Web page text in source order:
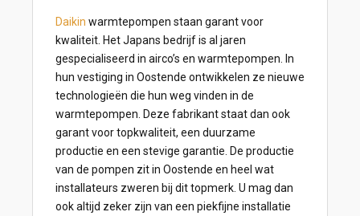
Daikin warmtepompen staan garant voor
kwaliteit. Het Japans bedrijf is al jaren
gespecialiseerd in airco’s en warmtepompen. In
hun vestiging in Oostende ontwikkelen ze nieuwe
technologieën die hun weg vinden in de
warmtepompen. Deze fabrikant staat dan ook
garant voor topkwaliteit, een duurzame
productie en een stevige garantie. De productie
van de pompen zit in Oostende en heel wat
installateurs zweren bij dit topmerk. U mag dan
ook altijd zeker zijn van een piekfijne installatie